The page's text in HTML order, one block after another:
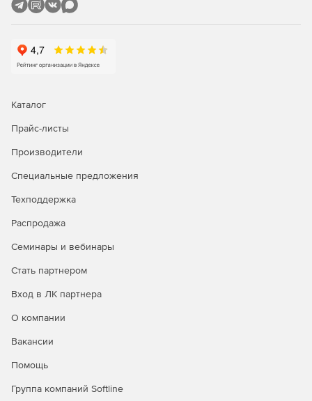
Восстановление копий на другой хост
копирования в «песочнице»
хост
Редакция Максимальная Плюс включает возможности
Облачная панель управления
Резервное копирование в MS Azure
Каталог
Прайс-листы
Производители
Специальные предложения
Техподдержка
Распродажа
Семинары и вебинары
Стать партнером
Вход в ЛК партнера
О компании
Вакансии
Помощь
Группа компаний Softline